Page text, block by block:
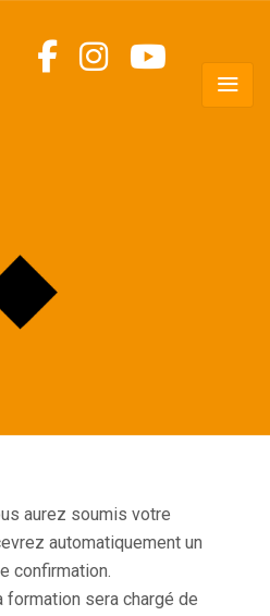
aurez soumis votre
automatiquement un
confirmation.
formation sera chargé de